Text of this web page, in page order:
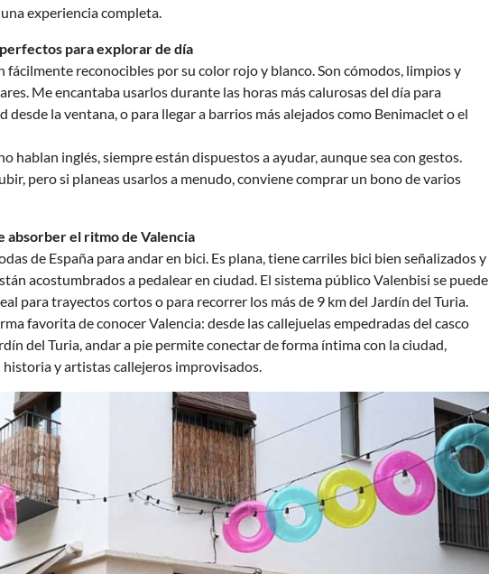
experiencia completa.
para explorar de día
fácilmente reconocibles por su color rojo y blanco. Son cómodos, limpios y
Me encantaba usarlos durante las horas más calurosas del día para
la ventana, o para llegar a barrios más alejados como Benimaclet o el
hablan inglés, siempre están dispuestos a ayudar, aunque sea con gestos.
pero si planeas usarlos a menudo, conviene comprar un bono de varios
absorber el ritmo de Valencia
de España para andar en bici. Es plana, tiene carriles bici bien señalizados y
acostumbrados a pedalear en ciudad. El sistema público Valenbisi se puede
para trayectos cortos o para recorrer los más de 9 km del Jardín del Turia.
favorita de conocer Valencia: desde las callejuelas empedradas del casco
del Turia, andar a pie permite conectar de forma íntima con la ciudad,
y artistas callejeros improvisados.